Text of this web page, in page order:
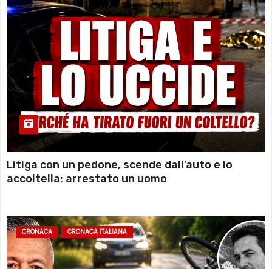
Litiga con un pedone, scende dall’auto e lo
accoltella: arrestato un uomo
CRONACA CRONACA ITALIANA